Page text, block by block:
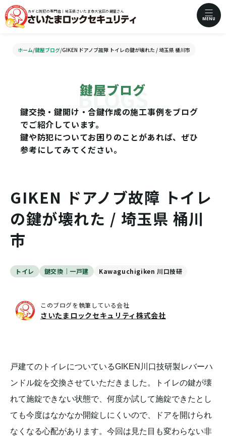
カギと防犯の専門店｜埼玉県さいたま市大宮区の鍵屋さん
MENU
ホーム/鍵屋ブログ/GIKEN ドアノブ故障 トイレの鍵が壊れた / 埼玉県 桶川市
鍵屋ブログ
鍵交換・鍵開け・合鍵作成の施工事例をブログ
でご紹介しています。
鍵や防犯についてお困りのことがあれば、ぜひ
参考にしてみてください。
GIKEN ドアノブ故障 トイレ
の鍵が壊れた / 埼玉県 桶川
市
トイレ 鍵交換｜一戸建 Kawaguchigiken 川口技研
このブログを執筆している会社
さいたまロックセキュリティ株式会社
戸建てのトイレについているGIKEN川口技研製レバーハ
ンドル錠を交換させていただきました。トイレの鍵が壊
れて施錠できない状態で、何度か試して施錠できたとし
ても今度はなかなか開錠しにくいので、ドアを開けられ
なくなる心配があります。今回は見た目も変わらない非